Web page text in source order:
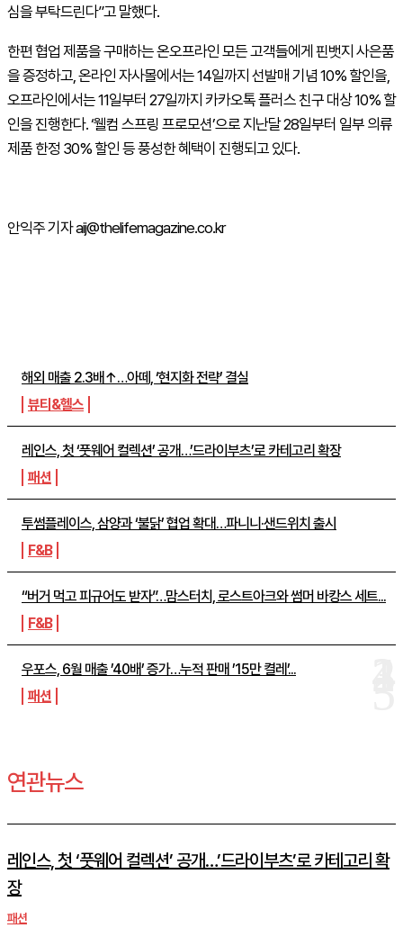
해외 매출 2.3배↑…아떼, ‘현지화 전략’ 결실
뷰티&헬스
레인스, 첫 ‘풋웨어 컬렉션’ 공개…’드라이부츠’로 카테고리 확장
패션
투썸플레이스, 삼양과 ‘불닭’ 협업 확대…파니니·샌드위치 출시
F&B
“버거 먹고 피규어도 받자”…맘스터치, 로스트아크와 썸머 바캉스 세트...
F&B
우포스, 6월 매출 ’40배’ 증가…누적 판매 ’15만 켤레’...
패션
연관뉴스
레인스, 첫 ‘풋웨어 컬렉션’ 공개…’드라이부츠’로 카테고리 확
장
패션
심을 부탁드린다”고 말했다.
한편 협업 제품을 구매하는 온오프라인 모든 고객들에게 핀뱃지 사은품
을 증정하고, 온라인 자사몰에서는 14일까지 선발매 기념 10% 할인을,
오프라인에서는 11일부터 27일까지 카카오톡 플러스 친구 대상 10% 할
인을 진행한다. ‘웰컴 스프링 프로모션’으로 지난달 28일부터 일부 의류
제품 한정 30% 할인 등 풍성한 혜택이 진행되고 있다.
안익주 기자 aij@thelifemagazine.co.kr